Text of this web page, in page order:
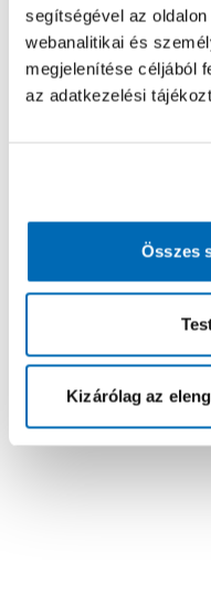
segítségével az
webanalitikai és
megjelenítése céljából
az adatkezelési
Összes
Kizárólag az